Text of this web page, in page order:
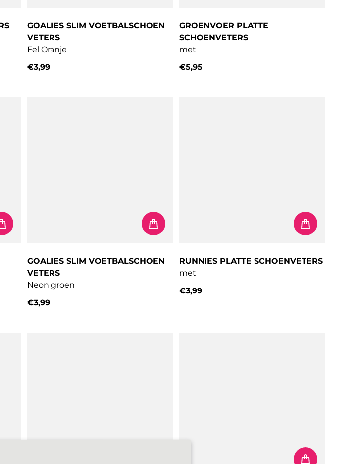
GOALIES SLIM VOETBALSCHOEN
VETERS
Fel Oranje
€3,99
GROENVOER PLATTE
SCHOENVETERS
met
€5,95
GOALIES SLIM VOETBALSCHOEN
VETERS
Neon groen
€3,99
RUNNIES PLATTE SCHOENVETERS
met
€3,99